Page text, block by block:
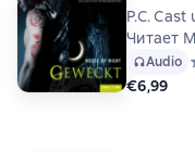
P.C. Cast
Читает
Audio
€6,99